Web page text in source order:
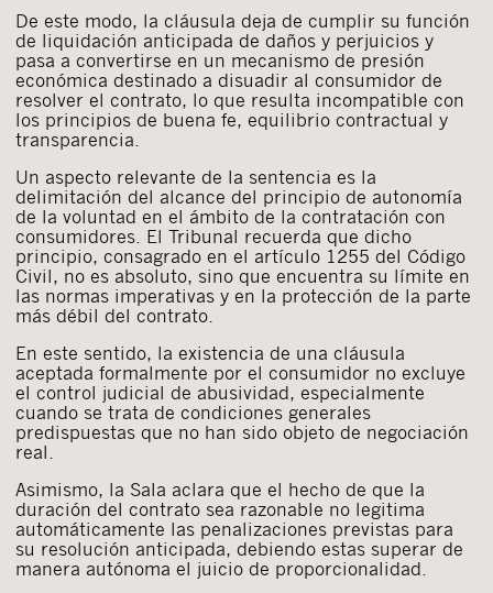
De este modo, la cláusula deja de cumplir su función
de liquidación anticipada de daños y perjuicios y
pasa a convertirse en un mecanismo de presión
económica destinado a disuadir al consumidor de
resolver el contrato, lo que resulta incompatible con
los principios de buena fe, equilibrio contractual y
transparencia.
Un aspecto relevante de la sentencia es la
delimitación del alcance del principio de autonomía
de la voluntad en el ámbito de la contratación con
consumidores. El Tribunal recuerda que dicho
principio, consagrado en el artículo 1255 del Código
Civil, no es absoluto, sino que encuentra su límite en
las normas imperativas y en la protección de la parte
más débil del contrato.
En este sentido, la existencia de una cláusula
aceptada formalmente por el consumidor no excluye
el control judicial de abusividad, especialmente
cuando se trata de condiciones generales
predispuestas que no han sido objeto de negociación
real.
Asimismo, la Sala aclara que el hecho de que la
duración del contrato sea razonable no legitima
automáticamente las penalizaciones previstas para
su resolución anticipada, debiendo estas superar de
manera autónoma el juicio de proporcionalidad.